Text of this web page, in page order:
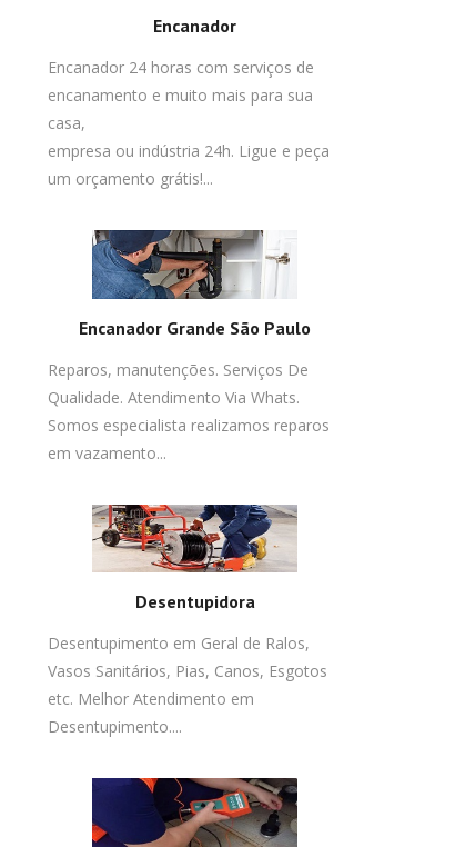
Encanador
Encanador 24 horas com serviços de
encanamento e muito mais para sua
casa,
empresa ou indústria 24h. Ligue e peça
um orçamento grátis!...
Encanador Grande São Paulo
Reparos, manutenções. Serviços De
Qualidade. Atendimento Via Whats.
Somos especialista realizamos reparos
em vazamento...
Desentupidora
Desentupimento em Geral de Ralos,
Vasos Sanitários, Pias, Canos, Esgotos
etc. Melhor Atendimento em
Desentupimento....